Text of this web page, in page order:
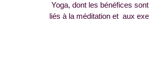
Yoga, dont les bénéfices
liés à la méditation et aux